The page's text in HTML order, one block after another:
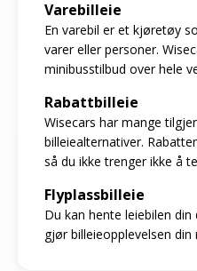
Varebilleie
En varebil er et kjøretøy
varer eller personer.
minibusstilbud over hele
Rabattbilleie
Wisecars har mange
billeiealternativer.
så du ikke trenger ikke å
Flyplassbilleie
Du kan hente leiebilen
gjør billeieopplevelsen